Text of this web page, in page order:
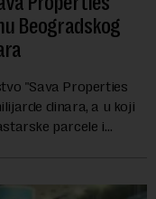
Beogradskog
"Sava Properties
dinara, a u koji
parcele i